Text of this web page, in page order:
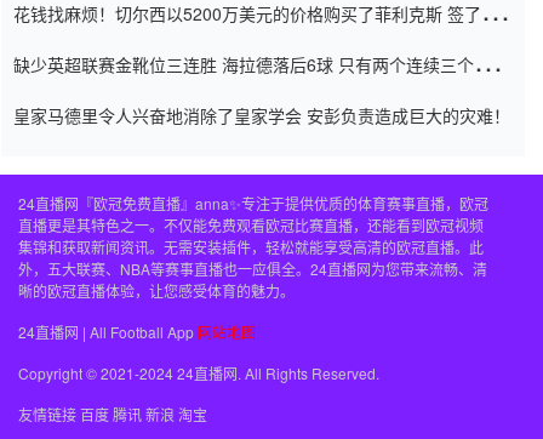
花钱找麻烦！切尔西以5200万美元的价格购买了菲利克斯 签了7年
缺少英超联赛金靴位三连胜 海拉德落后6球 只有两个连续三个连续
皇家马德里令人兴奋地消除了皇家学会 安彭负责造成巨大的灾难！
24直播网『欧冠免费直播』anna✨专注于提供优质的体育赛事直播，欧冠
直播更是其特色之一。不仅能免费观看欧冠比赛直播，还能看到欧冠视频
集锦和获取新闻资讯。无需安装插件，轻松就能享受高清的欧冠直播。此
外，五大联赛、NBA等赛事直播也一应俱全。24直播网为您带来流畅、清
晰的欧冠直播体验，让您感受体育的魅力。
24直播网 | All Football App 网站地图
Copyright © 2021-2024 24直播网. All Rights Reserved.
友情链接百度腾讯新浪 淘宝